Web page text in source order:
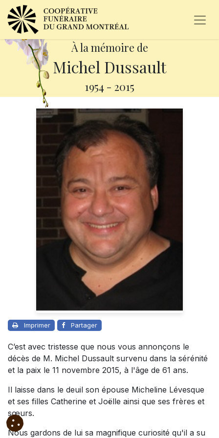
À la mémoire de
Michel Dussault
1954 - 2015
Imprimer Partager
C’est avec tristesse que nous vous annonçons le
décès de M. Michel Dussault survenu dans la sérénité
et la paix le 11 novembre 2015, à l'âge de 61 ans.
Il laisse dans le deuil son épouse Micheline Lévesque
et ses filles Catherine et Joëlle ainsi que ses frères et
sœurs.
Nous gardons de lui sa magnifique curiosité qu'il a su